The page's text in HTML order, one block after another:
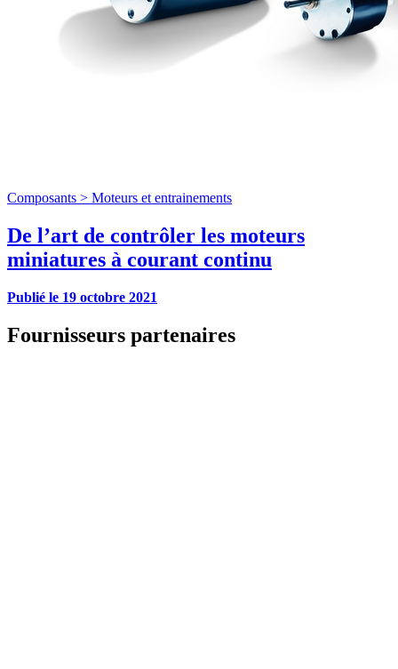
Composants > Moteurs et entrainements
De l’art de contrôler les moteurs
miniatures à courant continu
Publié le 19 octobre 2021
Fournisseurs partenaires